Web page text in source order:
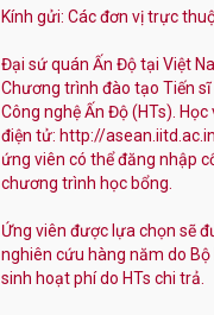
Kính gửi: Các đơn vị trực
Đại sứ quán Ấn Độ tại Việt
Chương trình đào tạo Tiến
Công nghệ Ấn Độ (HTs).
điện tử: http://
ứng viên có thể đăng nhập
chương trình học bổng.
Ứng viên được lựa chọn sẽ
nghiên cứu hàng năm do
sinh hoạt phí do HTs chi trả.